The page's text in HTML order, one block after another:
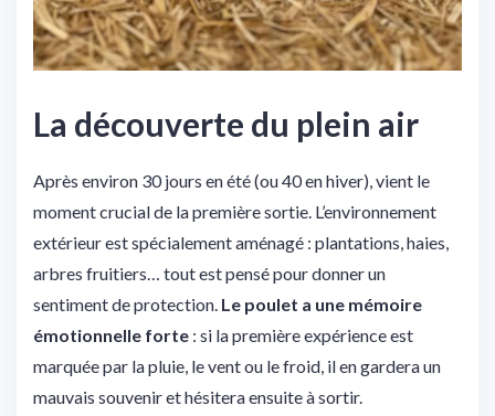
La découverte du plein air
Après environ 30 jours en été (ou 40 en hiver), vient le
moment crucial de la première sortie. L’environnement
extérieur est spécialement aménagé : plantations, haies,
arbres fruitiers… tout est pensé pour donner un
sentiment de protection. Le poulet a une mémoire
émotionnelle forte : si la première expérience est
marquée par la pluie, le vent ou le froid, il en gardera un
mauvais souvenir et hésitera ensuite à sortir.